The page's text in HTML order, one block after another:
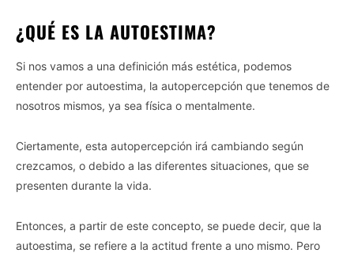
¿QUÉ ES LA AUTOESTIMA?
Si nos vamos a una definición más estética, podemos
entender por autoestima, la autopercepción que tenemos de
nosotros mismos, ya sea física o mentalmente.
Ciertamente, esta autopercepción irá cambiando según
crezcamos, o debido a las diferentes situaciones, que se
presenten durante la vida.
Entonces, a partir de este concepto, se puede decir, que la
autoestima, se refiere a la actitud frente a uno mismo. Pero